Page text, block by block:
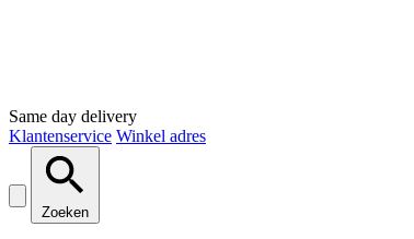
Same day delivery
Klantenservice Winkel adres
Zoeken